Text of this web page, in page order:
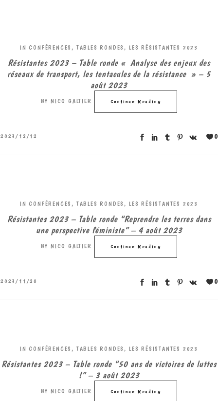
IN CONFÉRENCES, TABLES RONDES , LES RÉSISTANTES 2023
Résistantes 2023 – Table ronde « Analyse des enjeux des
réseaux de transport, les tentacules de la résistance » – 5
août 2023
BY NICO GALTIER Continue Reading
2023/12/12 0
IN CONFÉRENCES, TABLES RONDES , LES RÉSISTANTES 2023
Résistantes 2023 – Table ronde “Reprendre les terres dans
une perspective féministe” – 4 août 2023
BY NICO GALTIER Continue Reading
2023/11/20 0
IN CONFÉRENCES, TABLES RONDES , LES RÉSISTANTES 2023
Résistantes 2023 – Table ronde “50 ans de victoires de luttes
!” – 3 août 2023
BY NICO GALTIER Continue Reading